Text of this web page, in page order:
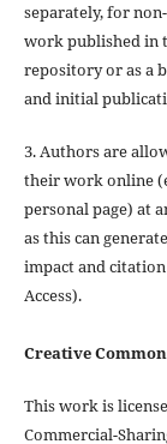
separately, for
work published in
repository or as a
and initial
3. Authors are
their work online
personal page) at
as this can
impact and
Access).
Creative
This work is
Commercial-